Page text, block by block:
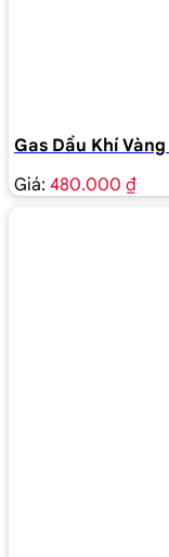
Gas Dầu Khí Vàng
Giá: 480.000 ₫